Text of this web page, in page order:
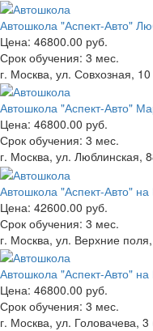
Автошкола "Аспект-Авто"
Цена: 46800.00 руб.
Срок обучения: 3 мес.
г. Москва, ул. Совхозная, 10
Автошкола "Аспект-Авто"
Цена: 46800.00 руб.
Срок обучения: 3 мес.
г. Москва, ул. Люблинская,
Автошкола "Аспект-Авто"
Цена: 42600.00 руб.
Срок обучения: 3 мес.
г. Москва, ул. Верхние
Автошкола "Аспект-Авто"
Цена: 46800.00 руб.
Срок обучения: 3 мес.
г. Москва, ул. Головачева, 3